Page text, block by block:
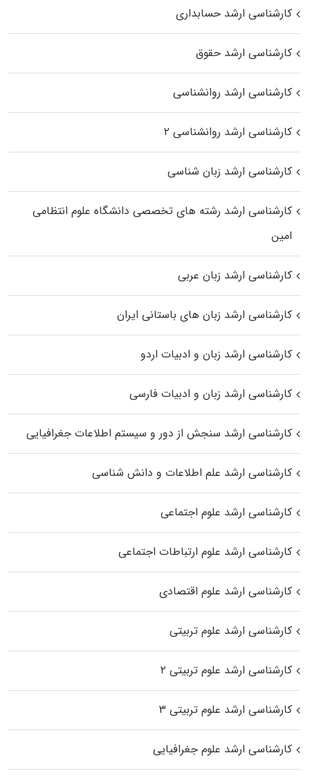
کارشناسی ارشد حسابداری
کارشناسی ارشد حقوق
کارشناسی ارشد روانشناسی
کارشناسی ارشد روانشناسی ۲
کارشناسی ارشد زبان شناسی
کارشناسی ارشد رﺷﺘﻪ ﻫﺎی تخصصی داﻧﺸﮕﺎه ﻋﻠﻮم انتظامی
اﻣﻴﻦ
کارشناسی ارشد زبان عربی
کارشناسی ارشد زبان‌ های باستانی ایران
کارشناسی ارشد زبان و ادبیات اردو
کارشناسی ارشد زبان و ادبیات فارسی
کارشناسی ارشد سنجش از دور و سیستم اطلاعات جغرافیایی
کارشناسی ارشد علم اطلاعات و دانش شناسی
کارشناسی ارشد علوم اجتماعی
کارشناسی ارشد علوم ارتباطات اجتماعی
کارشناسی ارشد علوم اقتصادی
کارشناسی ارشد علوم تربیتی
کارشناسی ارشد علوم تربیتی ۲
کارشناسی ارشد علوم تربیتی ۳
کارشناسی ارشد علوم جغرافیایی